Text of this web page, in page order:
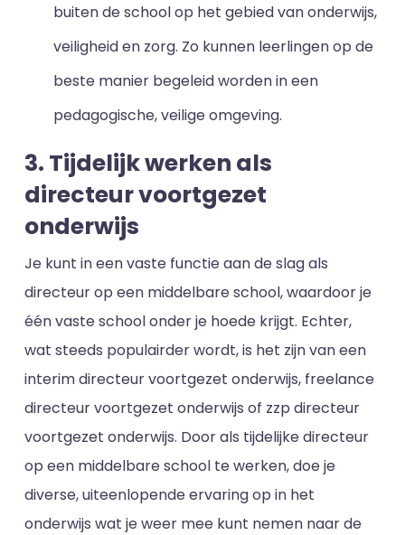
buiten de school op het gebied van onderwijs,
veiligheid en zorg. Zo kunnen leerlingen op de
beste manier begeleid worden in een
pedagogische, veilige omgeving.
3. Tijdelijk werken als
directeur voortgezet
onderwijs
Je kunt in een vaste functie aan de slag als
directeur op een middelbare school, waardoor je
één vaste school onder je hoede krijgt. Echter,
wat steeds populairder wordt, is het zijn van een
interim directeur voortgezet onderwijs, freelance
directeur voortgezet onderwijs of zzp directeur
voortgezet onderwijs. Door als tijdelijke directeur
op een middelbare school te werken, doe je
diverse, uiteenlopende ervaring op in het
onderwijs wat je weer mee kunt nemen naar de